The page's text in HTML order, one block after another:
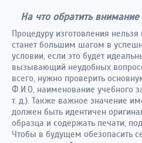
На что обратить
Процедуру изготовления
станет большим шагом в
условии, если это будет
вызывающий неудобных
всего, нужно проверить
Ф.И.О, наименование учебного
т. д.). Также важное значение
должен быть идентичен
образца и содержать печати,
Чтобы в будущем обезопасить